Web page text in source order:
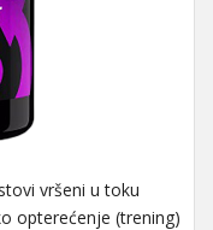
vršeni u toku
opterećenje (trening)